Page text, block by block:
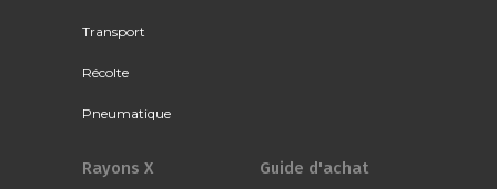
Transport
Récolte
Pneumatique
Rayons X Guide d'achat